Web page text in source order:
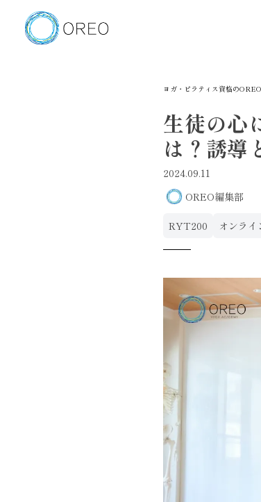
ヨガ・ピラティス資格のOREO
生徒の心
は？誘導
2024.09.11
OREO編集部
RYT200 オンライ